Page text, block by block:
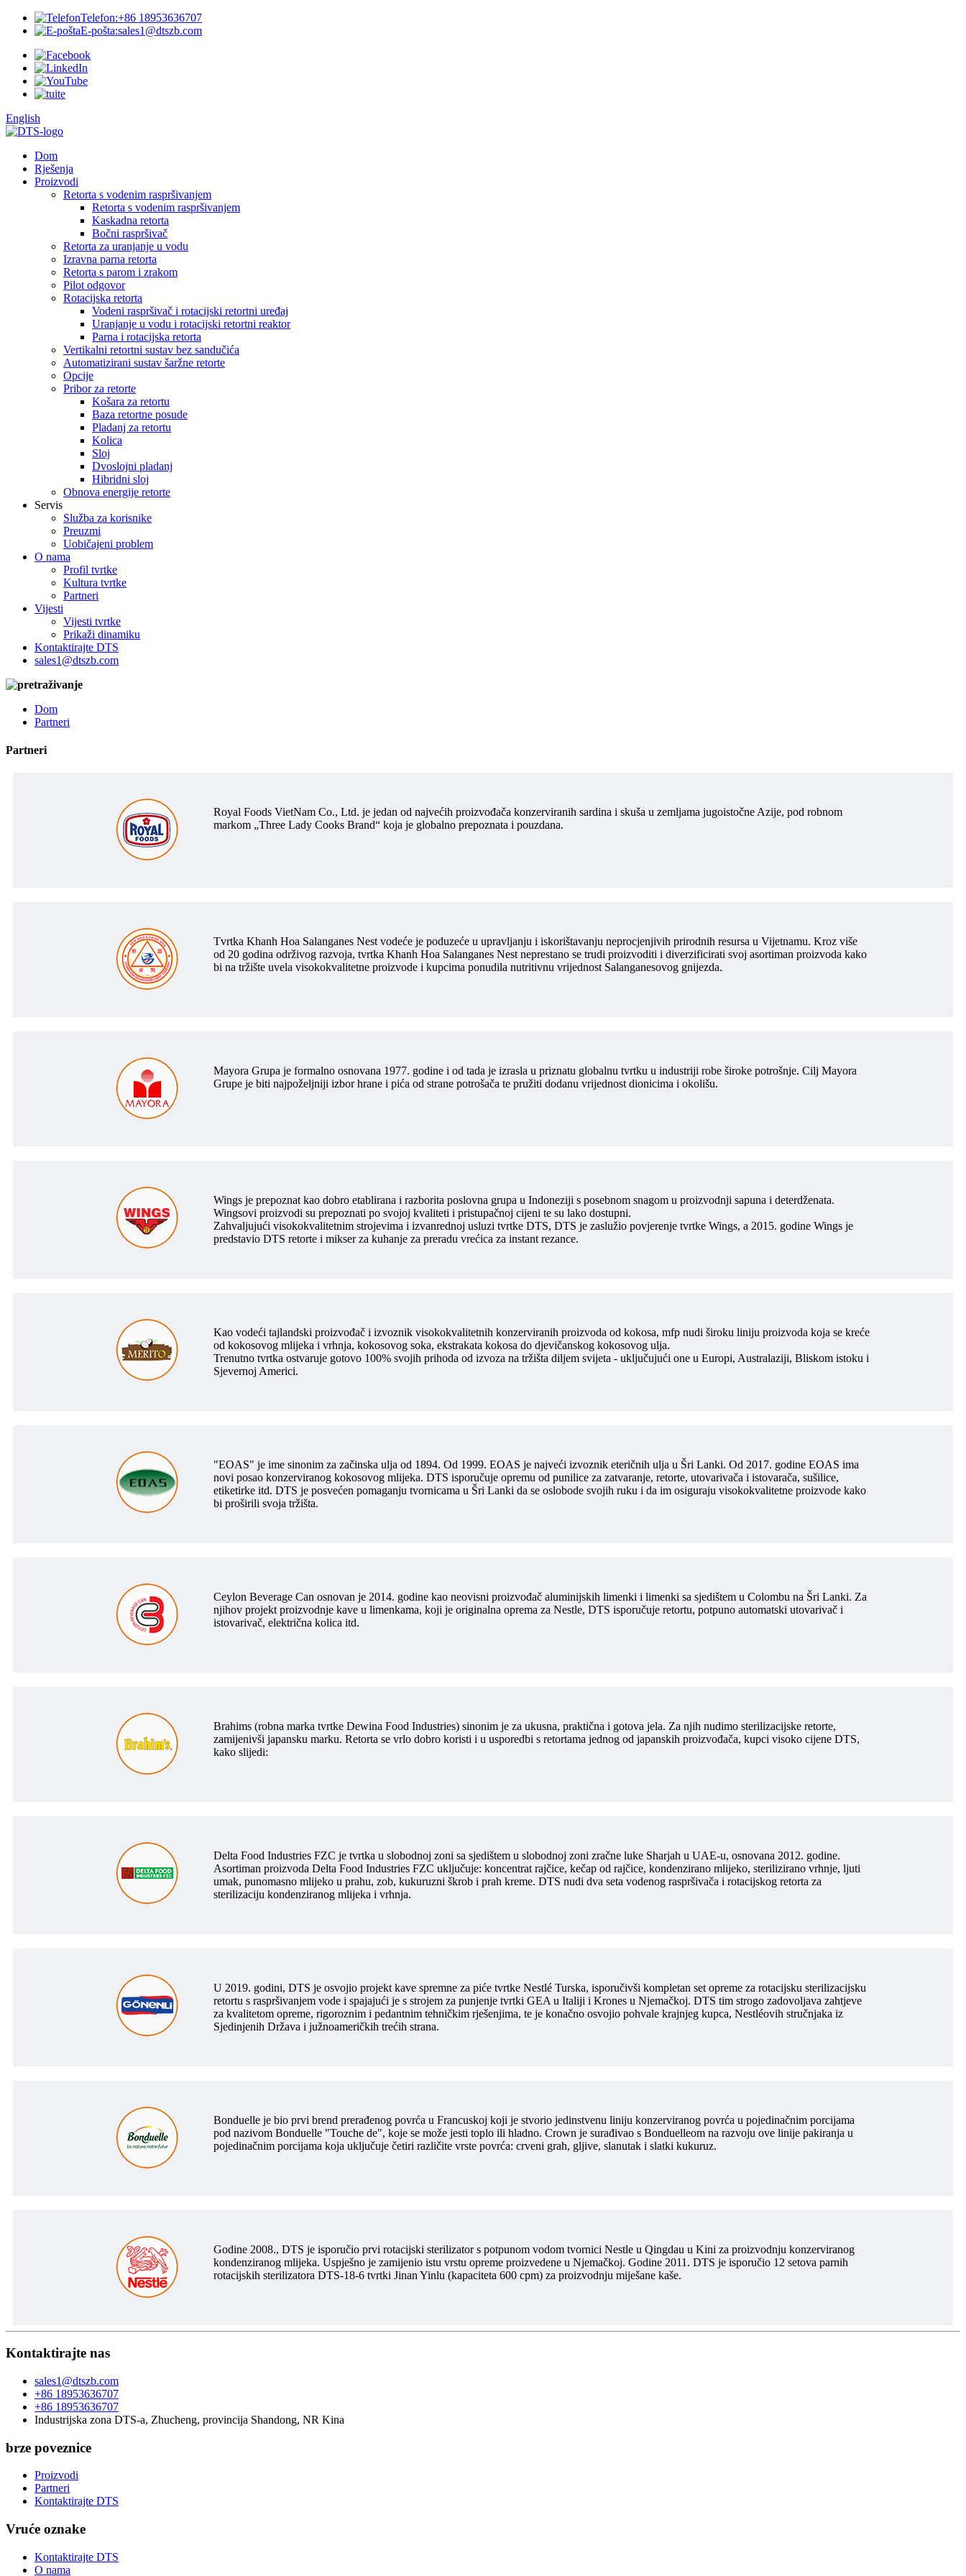
Telefon:+86 18953636707
E-pošta:sales1@dtszb.com
English
Dom
Rješenja
Proizvodi
Retorta s vodenim raspršivanjem
Retorta s vodenim raspršivanjem
Kaskadna retorta
Bočni raspršivač
Retorta za uranjanje u vodu
Izravna parna retorta
Retorta s parom i zrakom
Pilot odgovor
Rotacijska retorta
Vodeni raspršivač i rotacijski retortni uređaj
Uranjanje u vodu i rotacijski retortni reaktor
Parna i rotacijska retorta
Vertikalni retortni sustav bez sandučića
Automatizirani sustav šaržne retorte
Opcije
Pribor za retorte
Košara za retortu
Baza retortne posude
Pladanj za retortu
Kolica
Sloj
Dvoslojni pladanj
Hibridni sloj
Obnova energije retorte
Servis
Služba za korisnike
Preuzmi
Uobičajeni problem
O nama
Profil tvrtke
Kultura tvrtke
Partneri
Vijesti
Vijesti tvrtke
Prikaži dinamiku
Kontaktirajte DTS
sales1@dtszb.com
Dom
Partneri
Partneri
Royal Foods VietNam Co., Ltd. je jedan od najvećih proizvođača konzerviranih sardina i skuša u zemljama jugoistočne Azije, pod robnom
markom „Three Lady Cooks Brand“ koja je globalno prepoznata i pouzdana.
Tvrtka Khanh Hoa Salanganes Nest vodeće je poduzeće u upravljanju i iskorištavanju neprocjenjivih prirodnih resursa u Vijetnamu. Kroz više
od 20 godina održivog razvoja, tvrtka Khanh Hoa Salanganes Nest neprestano se trudi proizvoditi i diverzificirati svoj asortiman proizvoda kako
bi na tržište uvela visokokvalitetne proizvode i kupcima ponudila nutritivnu vrijednost Salanganesovog gnijezda.
Mayora Grupa je formalno osnovana 1977. godine i od tada je izrasla u priznatu globalnu tvrtku u industriji robe široke potrošnje. Cilj Mayora
Grupe je biti najpoželjniji izbor hrane i pića od strane potrošača te pružiti dodanu vrijednost dionicima i okolišu.
Wings je prepoznat kao dobro etablirana i razborita poslovna grupa u Indoneziji s posebnom snagom u proizvodnji sapuna i deterdženata.
Wingsovi proizvodi su prepoznati po svojoj kvaliteti i pristupačnoj cijeni te su lako dostupni.
Zahvaljujući visokokvalitetnim strojevima i izvanrednoj usluzi tvrtke DTS, DTS je zaslužio povjerenje tvrtke Wings, a 2015. godine Wings je
predstavio DTS retorte i mikser za kuhanje za preradu vrećica za instant rezance.
Kao vodeći tajlandski proizvođač i izvoznik visokokvalitetnih konzerviranih proizvoda od kokosa, mfp nudi široku liniju proizvoda koja se kreće
od kokosovog mlijeka i vrhnja, kokosovog soka, ekstrakata kokosa do djevičanskog kokosovog ulja.
Trenutno tvrtka ostvaruje gotovo 100% svojih prihoda od izvoza na tržišta diljem svijeta - uključujući one u Europi, Australaziji, Bliskom istoku i
Sjevernoj Americi.
"EOAS" je ime sinonim za začinska ulja od 1894. Od 1999. EOAS je najveći izvoznik eteričnih ulja u Šri Lanki. Od 2017. godine EOAS ima
novi posao konzerviranog kokosovog mlijeka. DTS isporučuje opremu od punilice za zatvaranje, retorte, utovarivača i istovarača, sušilice,
etiketirke itd. DTS je posvećen pomaganju tvornicama u Šri Lanki da se oslobode svojih ruku i da im osiguraju visokokvalitetne proizvode kako
bi proširili svoja tržišta.
Ceylon Beverage Can osnovan je 2014. godine kao neovisni proizvođač aluminijskih limenki i limenki sa sjedištem u Colombu na Šri Lanki. Za
njihov projekt proizvodnje kave u limenkama, koji je originalna oprema za Nestle, DTS isporučuje retortu, potpuno automatski utovarivač i
istovarivač, električna kolica itd.
Brahims (robna marka tvrtke Dewina Food Industries) sinonim je za ukusna, praktična i gotova jela. Za njih nudimo sterilizacijske retorte,
zamijenivši japansku marku. Retorta se vrlo dobro koristi i u usporedbi s retortama jednog od japanskih proizvođača, kupci visoko cijene DTS,
kako slijedi:
Delta Food Industries FZC je tvrtka u slobodnoj zoni sa sjedištem u slobodnoj zoni zračne luke Sharjah u UAE-u, osnovana 2012. godine.
Asortiman proizvoda Delta Food Industries FZC uključuje: koncentrat rajčice, kečap od rajčice, kondenzirano mlijeko, sterilizirano vrhnje, ljuti
umak, punomasno mlijeko u prahu, zob, kukuruzni škrob i prah kreme. DTS nudi dva seta vodenog raspršivača i rotacijskog retorta za
sterilizaciju kondenziranog mlijeka i vrhnja.
U 2019. godini, DTS je osvojio projekt kave spremne za piće tvrtke Nestlé Turska, isporučivši kompletan set opreme za rotacijsku sterilizacijsku
retortu s raspršivanjem vode i spajajući je s strojem za punjenje tvrtki GEA u Italiji i Krones u Njemačkoj. DTS tim strogo zadovoljava zahtjeve
za kvalitetom opreme, rigoroznim i pedantnim tehničkim rješenjima, te je konačno osvojio pohvale krajnjeg kupca, Nestléovih stručnjaka iz
Sjedinjenih Država i južnoameričkih trećih strana.
Bonduelle je bio prvi brend prerađenog povrća u Francuskoj koji je stvorio jedinstvenu liniju konzerviranog povrća u pojedinačnim porcijama
pod nazivom Bonduelle "Touche de", koje se može jesti toplo ili hladno. Crown je surađivao s Bonduelleom na razvoju ove linije pakiranja u
pojedinačnim porcijama koja uključuje četiri različite vrste povrća: crveni grah, gljive, slanutak i slatki kukuruz.
Godine 2008., DTS je isporučio prvi rotacijski sterilizator s potpunom vodom tvornici Nestle u Qingdau u Kini za proizvodnju konzerviranog
kondenziranog mlijeka. Uspješno je zamijenio istu vrstu opreme proizvedene u Njemačkoj. Godine 2011. DTS je isporučio 12 setova parnih
rotacijskih sterilizatora DTS-18-6 tvrtki Jinan Yinlu (kapaciteta 600 cpm) za proizvodnju miješane kaše.
Kontaktirajte nas
sales1@dtszb.com
+86 18953636707
+86 18953636707
Industrijska zona DTS-a, Zhucheng, provincija Shandong, NR Kina
brze poveznice
Proizvodi
Partneri
Kontaktirajte DTS
Vruće oznake
Kontaktirajte DTS
O nama